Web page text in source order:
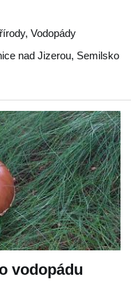
Vodopády
nad Jizerou, Semilsko
vodopádu